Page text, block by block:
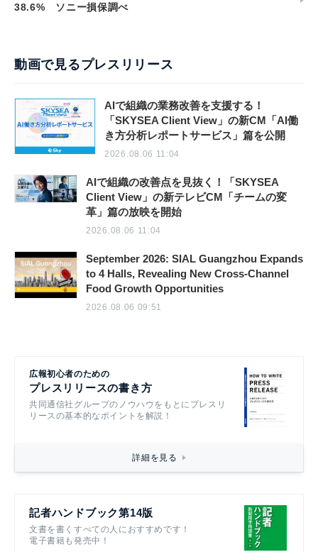
38.6% ソニー損保調べ
動画で見るプレスリリース
AIで組織の業務改善を支援する！
「SKYSEA Client View」の新CM「AI働
き方分析レポートサービス」篇を公開
2026.08.06 11:04
AIで組織の改善点を見抜く！「SKYSEA
Client View」の新テレビCM「チームの変
革」篇の放映を開始
2026.08.06 11:04
September 2026: SIAL Guangzhou Expands
to 4 Halls, Revealing New Cross-Channel
Food Growth Opportunities
2026.08.06 09:51
広報初心者のための
プレスリリースの書き方
共同通信社グループのノウハウをもとにプレスリ
リースの基本的なポイントを解説！
詳細を見る
記者ハンドブック第14版
文書を書くすべての人におすすめです！
電子書籍も発売中！